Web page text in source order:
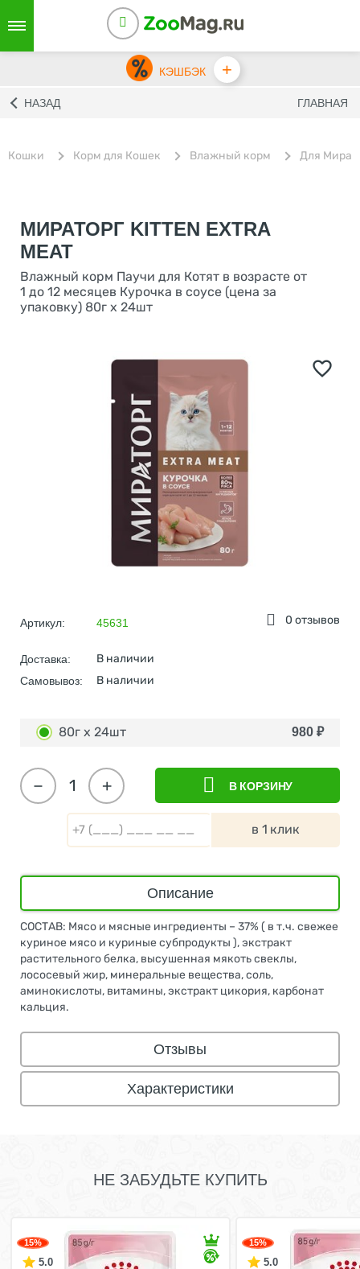
КЭШБЭК +
НАЗАД ГЛАВНАЯ
Кошки Корм для Кошек Влажный корм Для
МИРАТОРГ KITTEN EXTRA
MEAT
Влажный корм Паучи для Котят в возрасте от
1 до 12 месяцев Курочка в соусе (цена за
упаковку) 80г х 24шт
0 отзывов
Артикул: 45631
Доставка: В наличии
Самовывоз: В наличии
80г х 24шт 980 ₽
+
− В КОРЗИНУ
в 1 клик
Описание
СОСТАВ: Мясо и мясные ингредиенты – 37% ( в т.ч. свежее
куриное мясо и куриные субпродукты ), экстракт
растительного белка, высушенная мякоть свеклы,
лососевый жир, минеральные вещества, соль,
аминокислоты, витамины, экстракт цикория, карбонат
кальция.
Отзывы
Характеристики
НЕ ЗАБУДЬТЕ КУПИТЬ
15%
5.0
15%
5.0